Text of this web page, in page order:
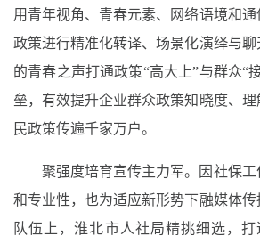
用青年视角、青春元素、网络语境和
政策进行精准化转译、场景化演绎与
的青春之声打通政策“高大上”与群众“
垒，有效提升企业群众政策知晓度、
民政策传遍千家万户。
聚强度培育宣传主力军。因社保
和专业性，也为适应新形势下融媒体
队伍上，淮北市人社局精挑细选，